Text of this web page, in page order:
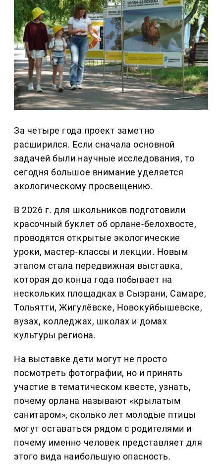
За четыре года проект заметно
расширился. Если сначала основной
задачей были научные исследования, то
сегодня большое внимание уделяется
экологическому просвещению.
В 2026 г. для школьников подготовили
красочный буклет об орлане-белохвосте,
проводятся открытые экологические
уроки, мастер-классы и лекции. Новым
этапом стала передвижная выставка,
которая до конца года побывает на
нескольких площадках в Сызрани, Самаре,
Тольятти, Жигулёвске, Новокуйбышевске,
вузах, колледжах, школах и домах
культуры региона.
На выставке дети могут не просто
посмотреть фотографии, но и принять
участие в тематическом квесте, узнать,
почему орлана называют «крылатым
санитаром», сколько лет молодые птицы
могут оставаться рядом с родителями и
почему именно человек представляет для
этого вида наибольшую опасность.